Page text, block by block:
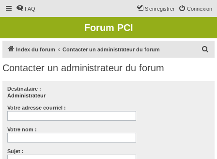
FAQ Connexion
S’enregistrer
Forum PCI
Index du forum Contacter un administrateur du forum
Contacter un administrateur du forum
Destinataire :
Administrateur
Votre adresse courriel :
Votre nom :
Sujet :